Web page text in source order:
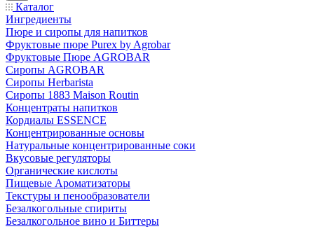
Каталог
Ингредиенты
Пюре и сиропы для напитков
Фруктовые пюре Purex by Agrobar
Фруктовые Пюре AGROBAR
Сиропы AGROBAR
Сиропы Herbarista
Сиропы 1883 Maison Routin
Концентраты напитков
Кордиалы ESSENCE
Концентрированные основы
Натуральные концентрированные соки
Вкусовые регуляторы
Органические кислоты
Пищевые Ароматизаторы
Текстуры и пенообразователи
Безалкогольные спириты
Безалкогольное вино и Биттеры